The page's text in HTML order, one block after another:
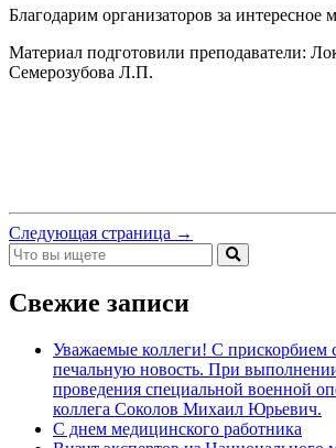
Благодарим организаторов за интересное
Материал подготовили преподаватели:
Семерозубова Л.П.
Следующая страница →
Свежие записи
Уважаемые коллеги! С прискорбием
печальную новость. При
проведения специальной военной
коллега Соколов Михаил Юрьевич.
С днем медицинского работника